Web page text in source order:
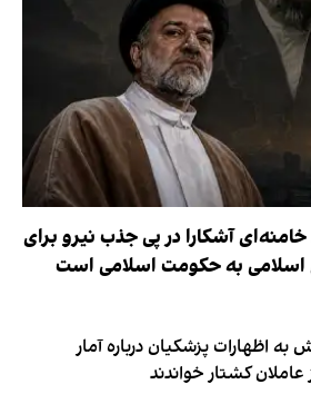
آشکارا در پی جذب نیرو برای
اسلامی به حکومت اسلامی است
اظهارات پزشکیان درباره آمار
عاملان کشتار خواندند